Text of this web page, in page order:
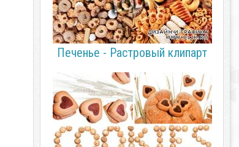
Печенье - Растровый клипарт